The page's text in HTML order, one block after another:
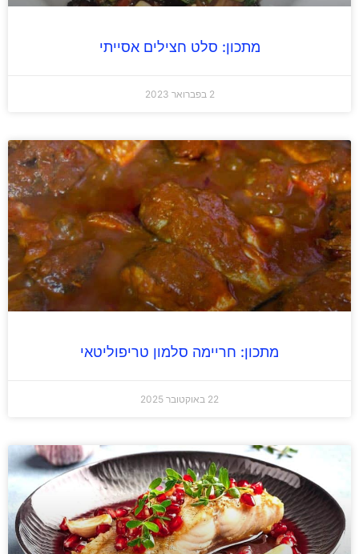
מתכון: סלט חצילים אסייתי
מתכון: חריימה סלמון טריפוליטאי